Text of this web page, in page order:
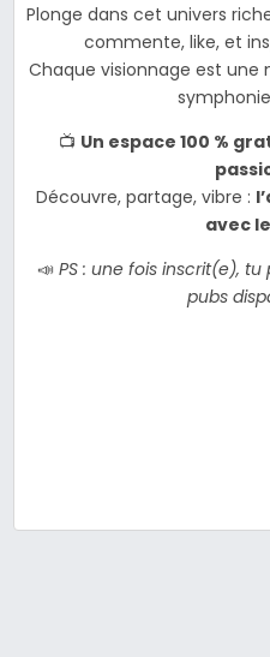
Plonge dans cet univers
commente, like, et
Chaque visionnage est une
📺 Un espace 100 %
Découvre, partage, vibre :
avec
📣 PS : une fois inscrit(e),
pubs